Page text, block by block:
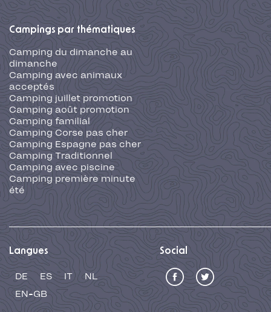
Campings par thématiques
Camping du dimanche au
dimanche
Camping avec animaux
acceptés
Camping juillet promotion
Camping août promotion
Camping familial
Camping Corse pas cher
Camping Espagne pas cher
Camping Traditionnel
Camping avec piscine
Camping première minute
été
Langues
DE ES IT
NL
EN-GB
Social